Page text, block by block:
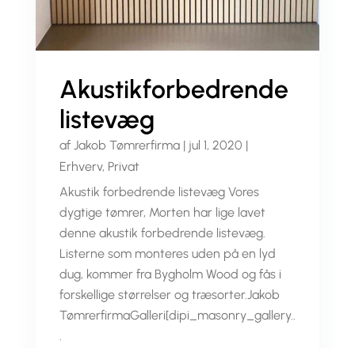
Akustikforbedrende
listevæg
af Jakob Tømrerfirma| jul 1, 2020 |
Erhverv, Privat
Akustik forbedrende listevæg Vores
dygtige tømrer, Morten har lige lavet
denne akustik forbedrende listevæg.
Listerne som monteres uden på en lyd
dug, kommer fra Bygholm Wood og fås i
forskellige størrelser og træsorter.Jakob
TømrerfirmaGalleri[dipi_masonry_gallery..
.